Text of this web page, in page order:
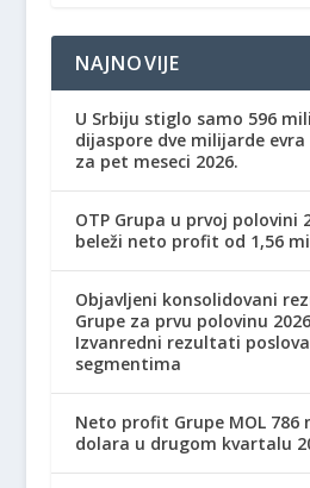
NAJNOVIJE
U Srbiju stiglo samo 596
dijaspore dve milijarde
za pet meseci 2026.
OTP Grupa u prvoj polovini
beleži neto profit od 1,56
Objavljeni konsolidovani
Grupe za prvu polovinu
Izvanredni rezultati
segmentima
Neto profit Grupe MOL 786
dolara u drugom kvartalu